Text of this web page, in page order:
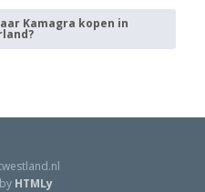
Kamagra kopen in
HTMLy